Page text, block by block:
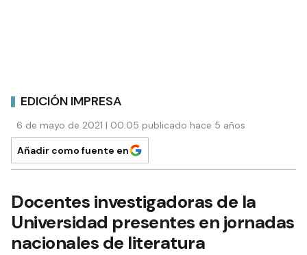
EDICIÓN IMPRESA
6 de mayo de 2021 | 00:05 publicado hace 5 años
Añadir como fuente en
Docentes investigadoras de la
Universidad presentes en jornadas
nacionales de literatura